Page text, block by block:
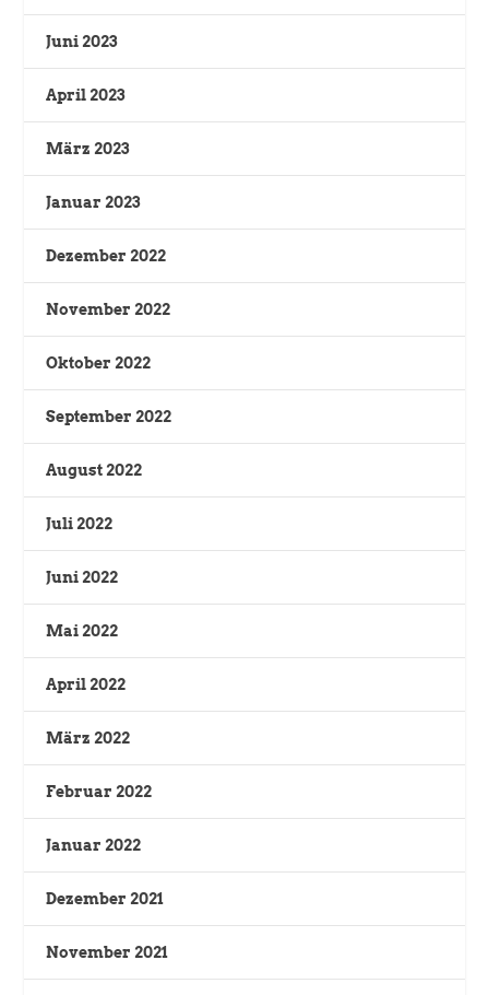
Juni 2023
April 2023
März 2023
Januar 2023
Dezember 2022
November 2022
Oktober 2022
September 2022
August 2022
Juli 2022
Juni 2022
Mai 2022
April 2022
März 2022
Februar 2022
Januar 2022
Dezember 2021
November 2021